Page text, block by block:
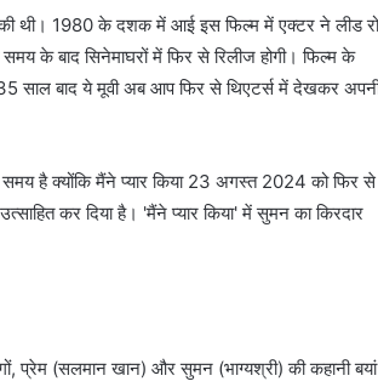
की थी। 1980 के दशक में आई इस फिल्म में एक्टर ने लीड
के बाद सिनेमाघरों में फिर से रिलीज होगी। फिल्म के
35 साल बाद ये मूवी अब आप फिर से थिएटर्स में देखकर
समय है क्योंकि मैंने प्यार किया 23 अगस्त 2024 को फिर से
कर दिया है। 'मैंने प्यार किया' में सुमन का किरदार
प्रेम (सलमान खान) और सुमन (भाग्यश्री) की कहानी बयां